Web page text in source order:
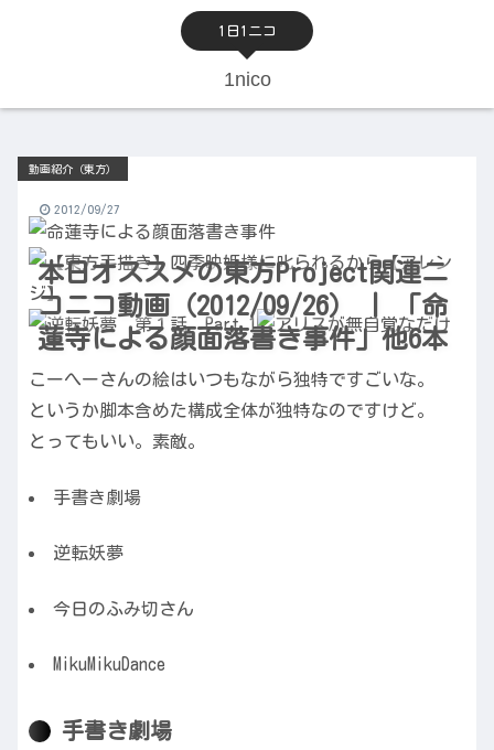
1日1ニコ
1nico
本日オススメの東方Project関連ニ
コニコ動画（2012/09/26） | 「命
蓮寺による顔面落書き事件」他6本
動画紹介（東方）
2012/09/27
こーへーさんの絵はいつもながら独特ですごいな。
というか脚本含めた構成全体が独特なのですけど。
とってもいい。素敵。
手書き劇場
逆転妖夢
今日のふみ切さん
MikuMikuDance
手書き劇場